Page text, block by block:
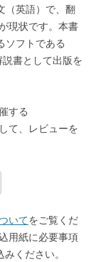
（英語）で、翻
現状です。本書
ソフトである
書として出版を
する
て、レビューを
いてをご覧くだ
用紙に必要事項
ください。